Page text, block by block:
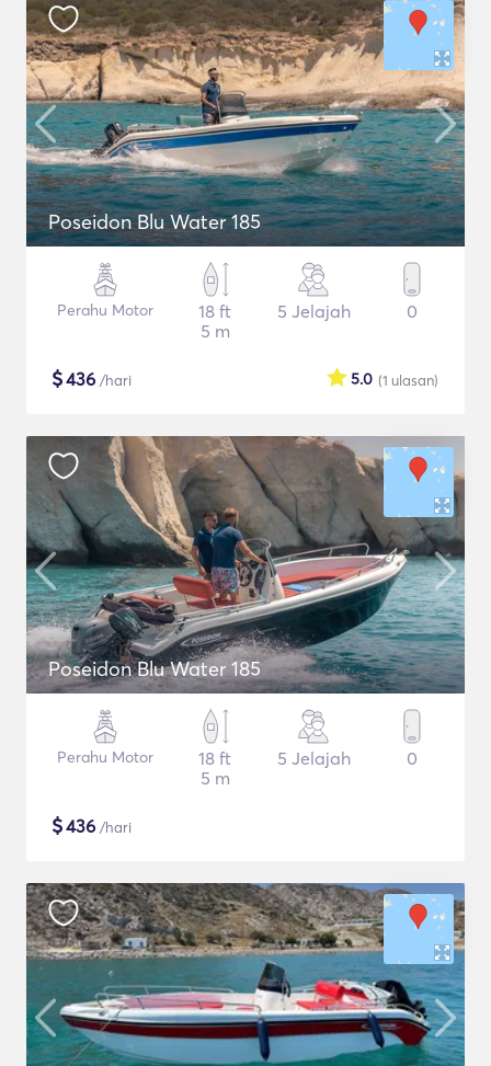
Poseidon Blu Water 185
Perahu Motor
18 ft
5 m
5 Jelajah 0
$436 /hari (1 ulasan)
5.0
Poseidon Blu Water 185
Perahu Motor
18 ft
5 m
5 Jelajah 0
$436 /hari